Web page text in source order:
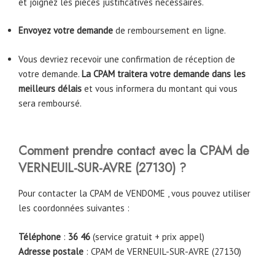
Envoyez votre demande de remboursement en ligne.
Vous devriez recevoir une confirmation de réception de
votre demande. La CPAM traitera votre demande dans les
meilleurs délais et vous informera du montant qui vous
sera remboursé.
Comment prendre contact avec la CPAM de
VERNEUIL-SUR-AVRE (27130) ?
Pour contacter la CPAM de VENDOME , vous pouvez utiliser
les coordonnées suivantes :
Téléphone : 36 46 (service gratuit + prix appel)
Adresse postale : CPAM de VERNEUIL-SUR-AVRE (27130)